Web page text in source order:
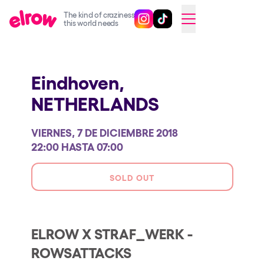
The kind of craziness
this world needs
Sigue @elrowofficial en
Sigue @elrowofficial en
SWITCH TO ENGLISH
elrow Ibiza x [UNVRS] 2026
elrow Town 2026
Snowrow Festival 2026
elrow Island 2026
elrow Shop
Espectáculos
Music
Sostenibilidad
Eindhoven,
NETHERLANDS
VIERNES, 7 DE DICIEMBRE 2018
22:00 HASTA 07:00
SOLD OUT
ELROW X STRAF_WERK -
ROWSATTACKS